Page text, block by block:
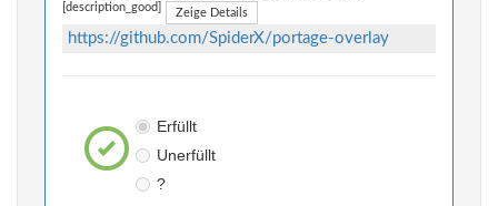
[description_good] Zeige Details
https://github.com/SpiderX/portage-overlay
Erfüllt
Unerfüllt
?